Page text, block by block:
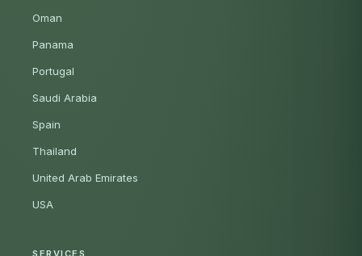
Oman
Panama
Portugal
Saudi Arabia
Spain
Thailand
United Arab Emirates
USA
SERVICES